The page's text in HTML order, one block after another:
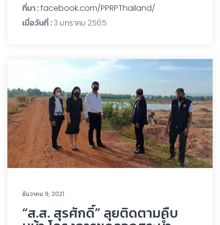
ที่มา :facebook.com/PPRPThailand/
เมื่อวันที่ :3 มกราคม 2565
ธันวาคม 9, 2021
“ส.ส. สุรศักดิ์” ลุยติดตามคืบ